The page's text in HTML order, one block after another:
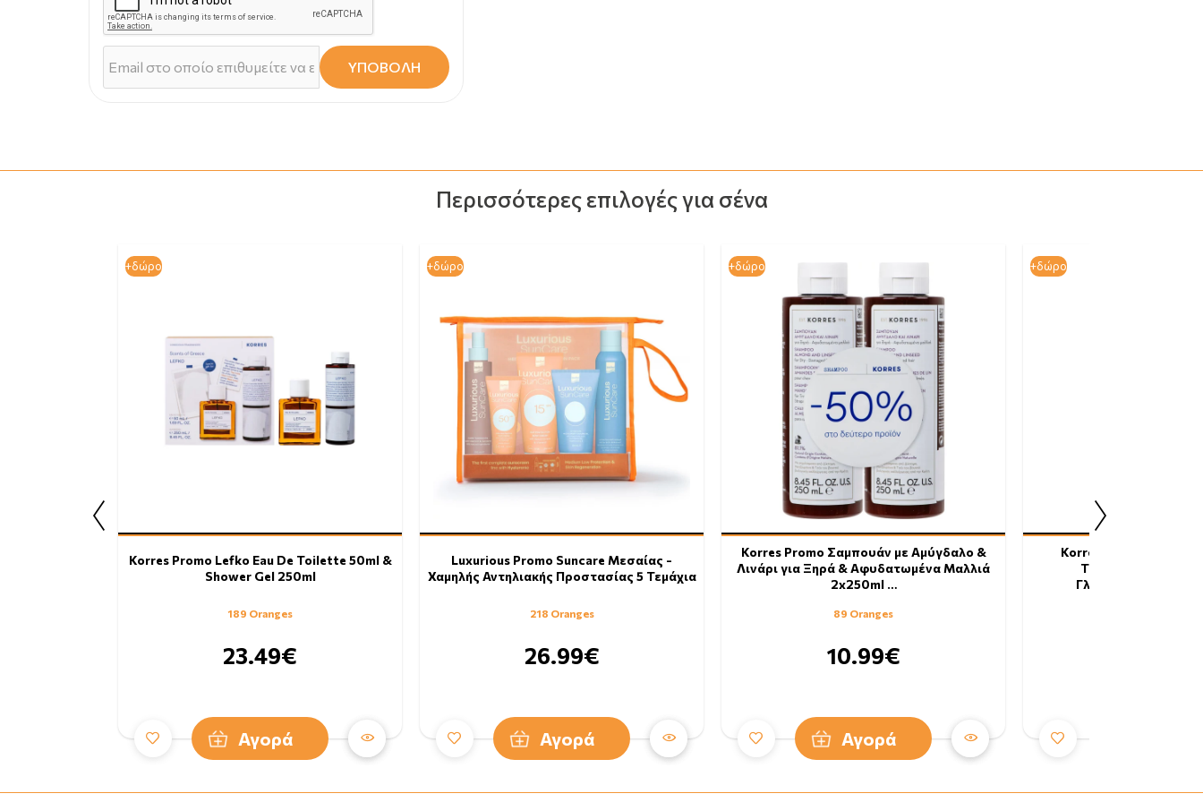
ΥΠΟΒΟΛΗ
Περισσότερες επιλογές για σένα
+δώρο
Korres Promo Lefko Eau De Toilette 50ml &
Shower Gel 250ml
189 Oranges
23.49€
Αγορά
+δώρο
Luxurious Promo Suncare Μεσαίας -
Χαμηλής Αντηλιακής Προστασίας 5 Τεμάχια
218 Oranges
26.99€
Αγορά
+δώρο
Korres Promo Σαμπουάν με Αμύγδαλο &
Λινάρι για Ξηρά & Αφυδατωμένα Μαλλιά
2x250ml …
89 Oranges
10.99€
Αγορά
+δώρο
Korres Promo
Τριχόπτωσης με
Γλυκοπρωτε_νες